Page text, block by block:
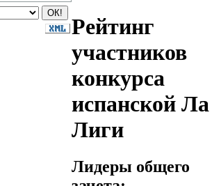
Рейтинг
участников
конкурса
испанской Ла
Лиги
Лидеры общего